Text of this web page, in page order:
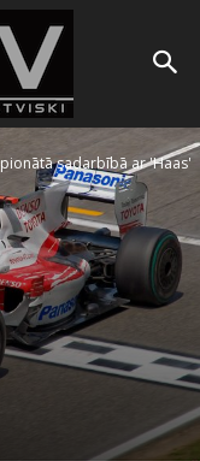
sadarbībā ar 'Haas'